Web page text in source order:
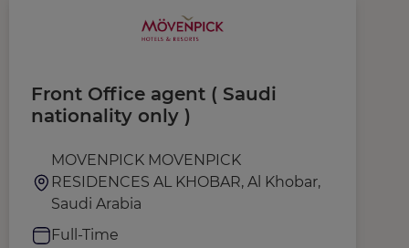
Front Office agent ( Saudi
nationality only )
MOVENPICK MOVENPICK
RESIDENCES AL KHOBAR, Al Khobar,
Saudi Arabia
Full-Time